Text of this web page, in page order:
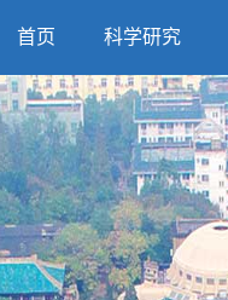
首页 科学研究